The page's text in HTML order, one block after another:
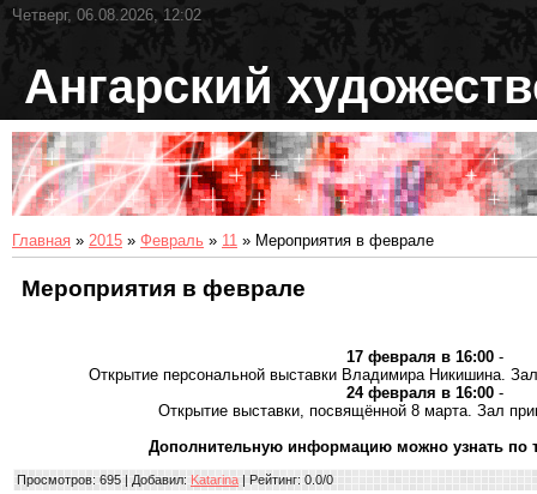
Четверг, 06.08.2026, 12:02
Ангарский
Главная » 2015 » Февраль » 11 » Мероприятия в феврале
Мероприятия в феврале
17 февраля в 16:00 -
Открытие персональной выставки Владимира Никишина.
24 февраля в 16:00 -
Открытие выставки, посвящённой 8 марта. Зал
Дополнительную информацию можно узнать по
Просмотров: 695 | Добавил: Katarina | Рейтинг: 0.0/0